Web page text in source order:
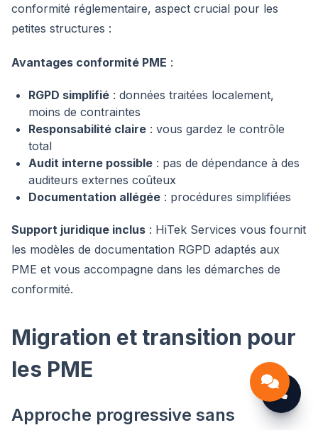
conformité réglementaire, aspect crucial pour les
petites structures :
Avantages conformité PME :
RGPD simplifié : données traitées localement,
moins de contraintes
Responsabilité claire : vous gardez le contrôle
total
Audit interne possible : pas de dépendance à des
auditeurs externes coûteux
Documentation allégée : procédures simplifiées
Support juridique inclus : HiTek Services vous fournit
les modèles de documentation RGPD adaptés aux
PME et vous accompagne dans les démarches de
conformité.
Migration et transition pour
les PME
Approche progressive sans